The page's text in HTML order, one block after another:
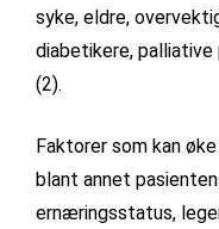
syke, eldre,
diabetikere,
(2).
Faktorer som kan
blant annet
ernæringsstatus,